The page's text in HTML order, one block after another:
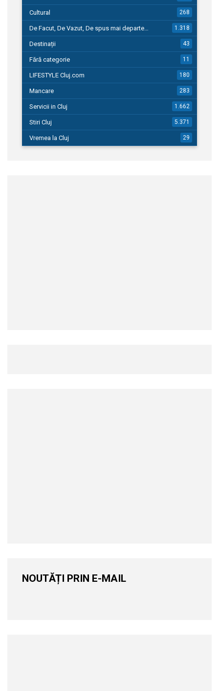
Cultural 268
De Facut, De Vazut, De spus mai departe… 1.318
Destinații 43
Fără categorie 11
LIFESTYLE Cluj.com 180
Mancare 283
Servicii in Cluj 1.662
Stiri Cluj 5.371
Vremea la Cluj 29
NOUTĂȚI PRIN E-MAIL